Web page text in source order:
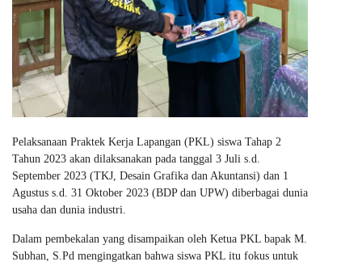
Pelaksanaan Praktek Kerja Lapangan (PKL) siswa Tahap 2
Tahun 2023 akan dilaksanakan pada tanggal 3 Juli s.d.
September 2023 (TKJ, Desain Grafika dan Akuntansi) dan 1
Agustus s.d. 31 Oktober 2023 (BDP dan UPW) diberbagai dunia
usaha dan dunia industri.
Dalam pembekalan yang disampaikan oleh Ketua PKL bapak M.
Subhan, S.Pd mengingatkan bahwa siswa PKL itu fokus untuk